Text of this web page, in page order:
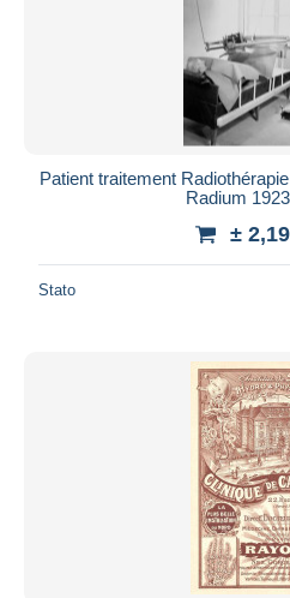
Patient traitement
Radium
±
Stato